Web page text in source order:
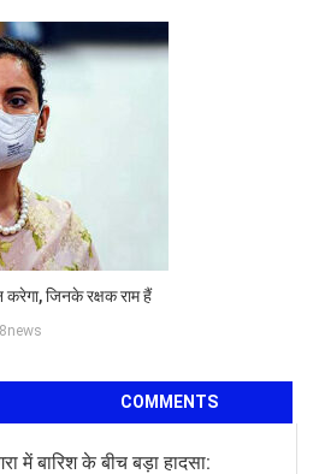
जिनके रक्षक राम हैं
COMMENTS
में बारिश के बीच बड़ा हादसा: